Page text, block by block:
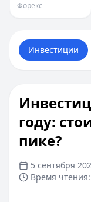
Форекс
Инвестиции
году:
пике?
5 сентября
Время чтения: